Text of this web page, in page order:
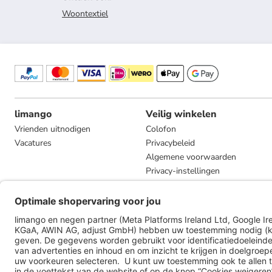
Woontextiel
limango
Vrienden uitnodigen
Vacatures
Veilig winkelen
Colofon
Privacybeleid
Algemene voorwaarden
Privacy-instellingen
Compliance